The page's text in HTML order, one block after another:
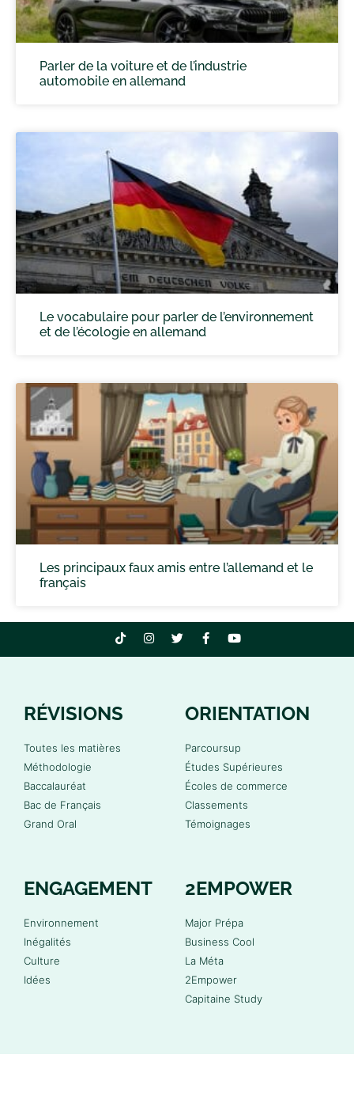
Parler de la voiture et de l’industrie
automobile en allemand
Le vocabulaire pour parler de l’environnement
et de l’écologie en allemand
Les principaux faux amis entre l’allemand et le
français
RÉVISIONS
Toutes les matières
Méthodologie
Baccalauréat
Bac de Français
Grand Oral
ORIENTATION
Parcoursup
Études Supérieures
Écoles de commerce
Classements
Témoignages
ENGAGEMENT
Environnement
Inégalités
Culture
Idées
2EMPOWER
Major Prépa
Business Cool
La Méta
2Empower
Capitaine Study